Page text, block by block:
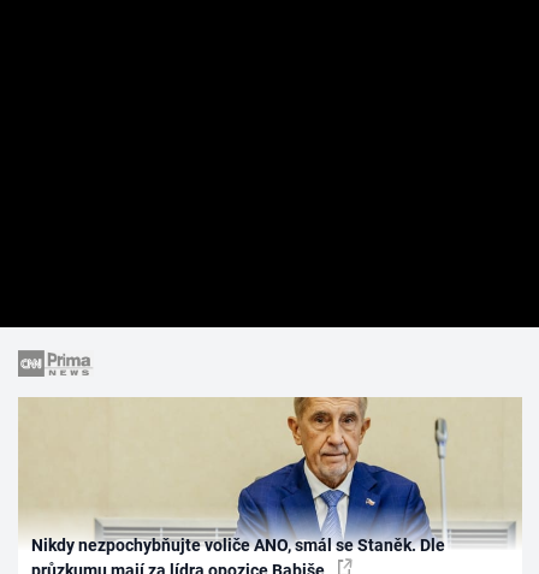
Nikdy nezpochybňujte voliče ANO, smál se Staněk. Dle